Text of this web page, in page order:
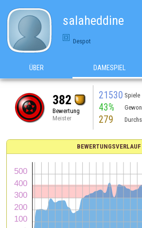
salaheddine
Despot
ÜBER DAMESPIEL
382
Bewertung
Meister
21530 Spiele
43%
279
BEWERTUNGSVERLAUF